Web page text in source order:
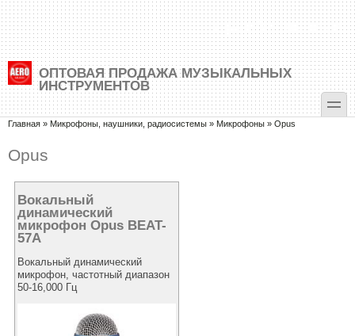
Перейти к основному содержанию
Skip to search
+7 (495) 500-88-35
ОПТОВАЯ ПРОДАЖА МУЗЫКАЛЬНЫХ
ИНСТРУМЕНТОВ
toggle
Вы здесь
Главная » Микрофоны, наушники, радиосистемы » Микрофоны » Opus
Opus
Вокальный
динамический
микрофон Opus BEAT-
57A
Вокальный динамический
микрофон, частотный диапазон
50-16,000 Гц